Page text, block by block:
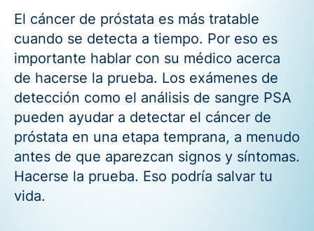
El cáncer de próstata es más tratable
cuando se detecta a tiempo. Por eso es
importante hablar con su médico acerca
de hacerse la prueba. Los exámenes de
detección como el análisis de sangre PSA
pueden ayudar a detectar el cáncer de
próstata en una etapa temprana, a menudo
antes de que aparezcan signos y síntomas.
Hacerse la prueba. Eso podría salvar tu
vida.